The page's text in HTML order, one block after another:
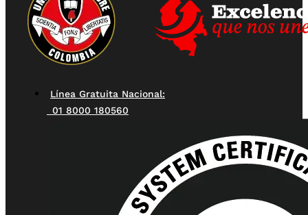
Línea Gratuita Nacional:
01 8000 180560